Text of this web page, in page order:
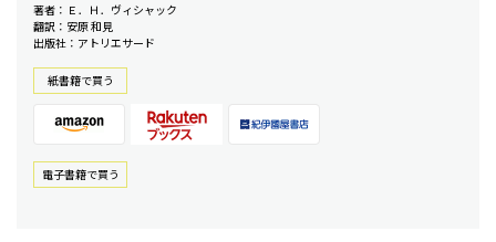
著者：Ｅ．Ｈ．ヴィシャック
翻訳：安原 和見
出版社：アトリエサード
紙書籍で買う
電⼦書籍で買う